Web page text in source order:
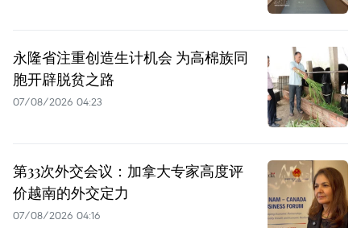
永隆省注重创造生计机会 为高棉族同
胞开辟脱贫之路
07/08/2026 04:23
第33次外交会议：加拿大专家高度评
价越南的外交定力
07/08/2026 04:16